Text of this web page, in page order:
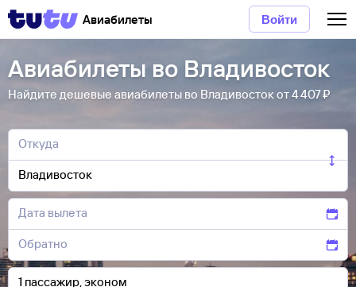
Авиабилеты Войти
Авиабилеты во Владивосток
Найдите дешевые авиабилеты во Владивосток от 4 ⁠407 ⁠₽